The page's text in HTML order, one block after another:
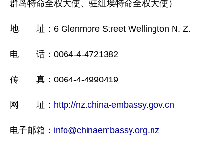
群岛特命全权大使、驻纽埃特命全权大使）
地 址：6 Glenmore Street Wellington N. Z.
电 话：0064-4-4721382
传 真：0064-4-4990419
网 址： http://nz.china-embassy.gov.cn
电子邮箱： info@chinaembassy.org.nz